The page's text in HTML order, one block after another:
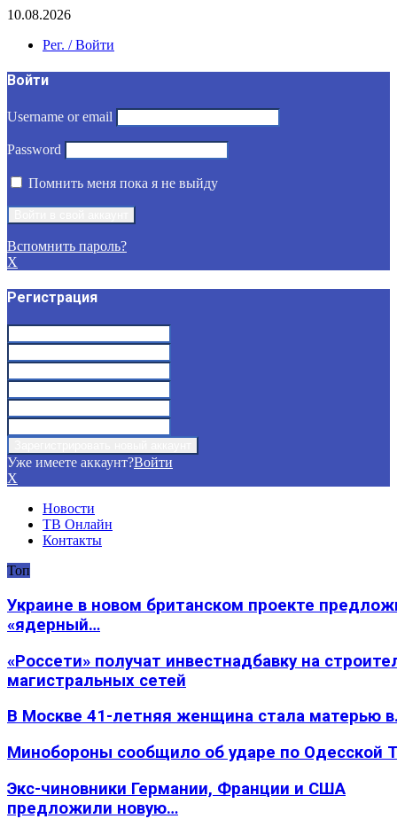
10.08.2026
Рег. / Войти
Войти
Username or email
Password
Помнить меня пока я не выйду
Вспомнить пароль?
X
Регистрация
Уже имеете аккаунт?Войти
X
Новости
ТВ Онлайн
Контакты
Топ
Украине в новом британском проекте
«ядерный…
«Россети» получат инвестнадбавку на
магистральных сетей
В Москве 41-летняя женщина стала матерью
Минобороны сообщило об ударе по Одесской
Экс-чиновники Германии, Франции и США
предложили новую…